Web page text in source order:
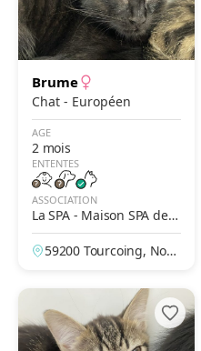
Brume
Chat - Européen
AGE
2 mois
ENTENTES
ASSOCIATION
La SPA - Maison SPA de T
ourcoing
59200 Tourcoing, Nor